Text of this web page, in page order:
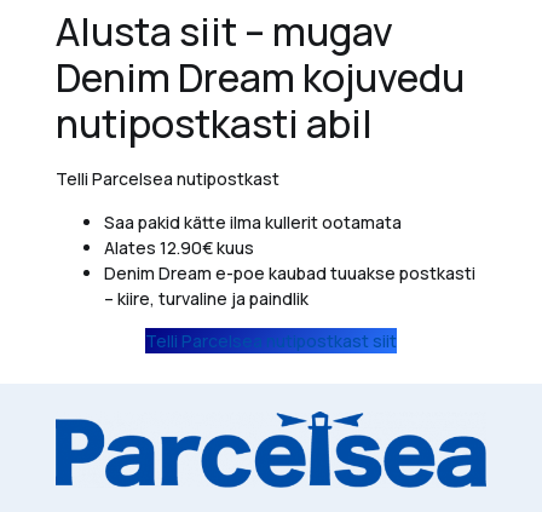
Alusta siit – mugav
Denim Dream kojuvedu
nutipostkasti abil
Telli Parcelsea nutipostkast
Saa pakid kätte ilma kullerit ootamata
Alates 12.90€ kuus
Denim Dream e-poe kaubad tuuakse postkasti
– kiire, turvaline ja paindlik
Telli Parcelsea nutipostkast siit